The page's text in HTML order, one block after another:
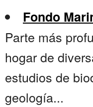
Fondo
Parte más
hogar de
estudios de
geología...